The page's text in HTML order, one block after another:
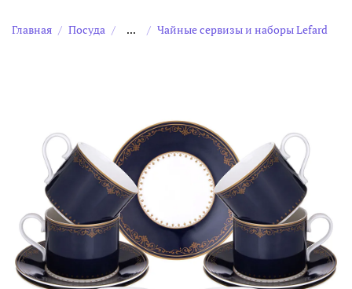
Главная Посуда ... Чайные сервизы и наборы Lefard